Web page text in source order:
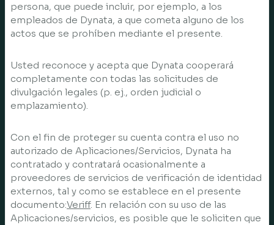
persona, que puede incluir, por ejemplo, a los
empleados de Dynata, a que cometa alguno de los
actos que se prohíben mediante el presente.
Usted reconoce y acepta que Dynata cooperará
completamente con todas las solicitudes de
divulgación legales (p. ej., orden judicial o
emplazamiento).
Con el fin de proteger su cuenta contra el uso no
autorizado de Aplicaciones/Servicios, Dynata ha
contratado y contratará ocasionalmente a
proveedores de servicios de verificación de identidad
externos, tal y como se establece en el presente
documento:Veriff. En relación con su uso de las
Aplicaciones/servicios, es posible que le soliciten que